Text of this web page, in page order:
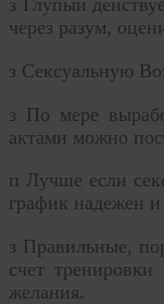
з Глупый
через разум,
з Сексуальную
з По мере
актами можно
п Лучше если
график надежен и
з Правильные,
счет
желания.